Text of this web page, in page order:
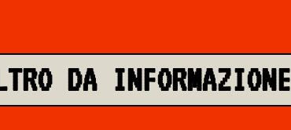
DA INFORMAZIONE